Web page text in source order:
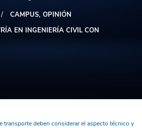
CAMPUS OPINIÓN
EN INGENIERÍA CIVIL CON
transporte deben considerar el aspecto técnico y